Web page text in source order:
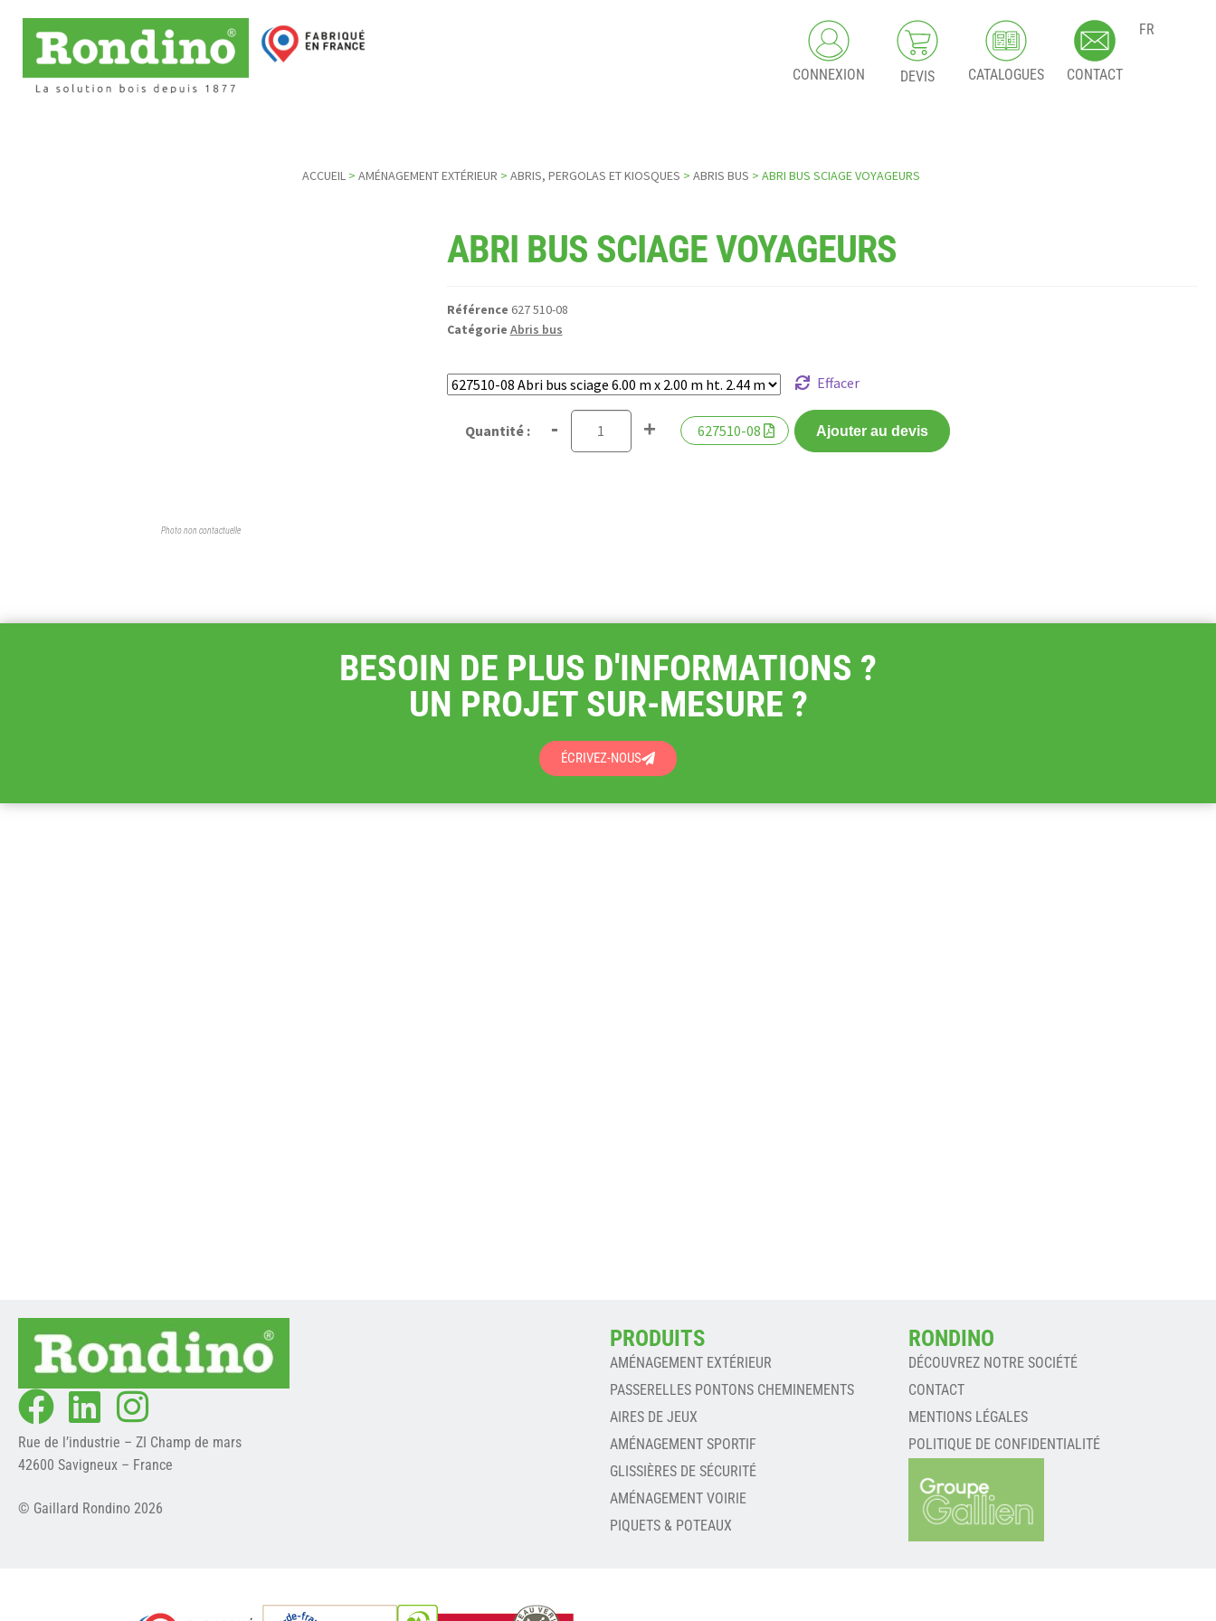
CONNEXION DEVIS CATALOGUES CONTACT
FR
ACCUEIL >AMÉNAGEMENT EXTÉRIEUR >ABRIS, PERGOLAS ET KIOSQUES >ABRIS BUS > ABRI BUS SCIAGE VOYAGEURS
Photo non contactuelle
ABRI BUS SCIAGE VOYAGEURS
Référence 627 510-08
Catégorie Abris bus
Effacer
627510-08
- + Ajouter au devis
BESOIN DE PLUS D'INFORMATIONS ?
UN PROJET SUR-MESURE ?
ÉCRIVEZ-NOUS
Rue de l’industrie – ZI Champ de mars
42600 Savigneux – France
© Gaillard Rondino 2026
PRODUITS
AMÉNAGEMENT EXTÉRIEUR
PASSERELLES PONTONS CHEMINEMENTS
AIRES DE JEUX
AMÉNAGEMENT SPORTIF
GLISSIÈRES DE SÉCURITÉ
AMÉNAGEMENT VOIRIE
PIQUETS & POTEAUX
RONDINO
DÉCOUVREZ NOTRE SOCIÉTÉ
CONTACT
MENTIONS LÉGALES
POLITIQUE DE CONFIDENTIALITÉ